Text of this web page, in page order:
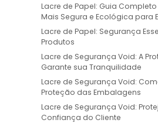
Lacre de Papel: Guia
Mais Segura e Ecológica para
Lacre de Papel: Segurança
Produtos
Lacre de Segurança Void: A
Garante sua Tranquilidade
Lacre de Segurança Void:
Proteção das Embalagens
Lacre de Segurança Void:
Confiança do Cliente